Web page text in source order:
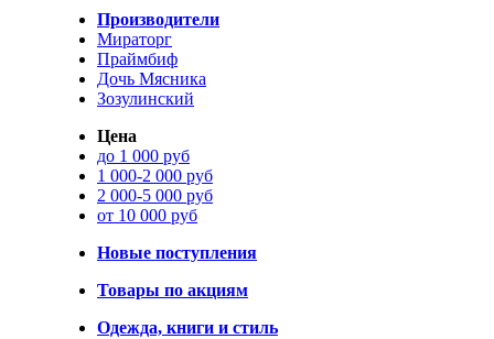
Производители
Мираторг
Праймбиф
Дочь Мясника
Зозулинский
Цена
до 1 000 руб
1 000-2 000 руб
2 000-5 000 руб
от 10 000 руб
Новые поступления
Товары по акциям
Одежда, книги и стиль